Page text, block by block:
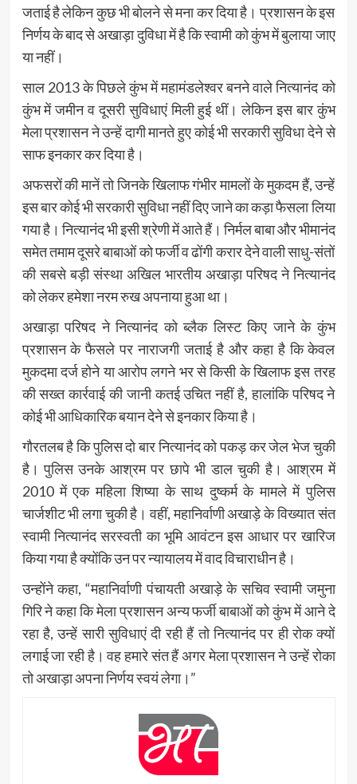
जताई है लेकिन कुछ भी बोलने से मना कर दिया है। प्रशासन के इस
निर्णय के बाद से अखाड़ा दुविधा में है कि स्वामी को कुंभ में बुलाया जाए
या नहीं।
साल 2013 के पिछले कुंभ में महामंडलेश्वर बनने वाले नित्यानंद को
कुंभ में जमीन व दूसरी सुविधाएं मिली हुई थीं। लेकिन इस बार कुंभ
मेला प्रशासन ने उन्हें दागी मानते हुए कोई भी सरकारी सुविधा देने से
साफ इनकार कर दिया है।
अफसरों की मानें तो जिनके खिलाफ गंभीर मामलों के मुकदम हैं, उन्हें
इस बार कोई भी सरकारी सुविधा नहीं दिए जाने का कड़ा फैसला लिया
गया है। नित्यानंद भी इसी श्रेणी में आते हैं। निर्मल बाबा और भीमानंद
समेत तमाम दूसरे बाबाओं को फर्जी व ढोंगी करार देने वाली साधु-संतों
की सबसे बड़ी संस्था अखिल भारतीय अखाड़ा परिषद ने नित्यानंद
को लेकर हमेशा नरम रुख अपनाया हुआ था।
अखाड़ा परिषद ने नित्यानंद को ब्लैक लिस्ट किए जाने के कुंभ
प्रशासन के फैसले पर नाराजगी जताई है और कहा है कि केवल
मुकदमा दर्ज होने या आरोप लगने भर से किसी के खिलाफ इस तरह
की सख्त कार्रवाई की जानी कतई उचित नहीं है, हालांकि परिषद ने
कोई भी आधिकारिक बयान देने से इनकार किया है।
गौरतलब है कि पुलिस दो बार नित्यानंद को पकड़ कर जेल भेज चुकी
है। पुलिस उनके आश्रम पर छापे भी डाल चुकी है। आश्रम में
2010 में एक महिला शिष्या के साथ दुष्कर्म के मामले में पुलिस
चार्जशीट भी लगा चुकी है। वहीं, महानिर्वाणी अखाड़े के विख्यात संत
स्वामी नित्यानंद सरस्वती का भूमि आवंटन इस आधार पर खारिज
किया गया है क्योंकि उन पर न्यायालय में वाद विचाराधीन है।
उन्होंने कहा, “महानिर्वाणी पंचायती अखाड़े के सचिव स्वामी जमुना
गिरि ने कहा कि मेला प्रशासन अन्य फर्जी बाबाओं को कुंभ में आने दे
रहा है, उन्हें सारी सुविधाएं दी रही हैं तो नित्यानंद पर ही रोक क्यों
लगाई जा रही है। वह हमारे संत हैं अगर मेला प्रशासन ने उन्हें रोका
तो अखाड़ा अपना निर्णय स्वयं लेगा।”